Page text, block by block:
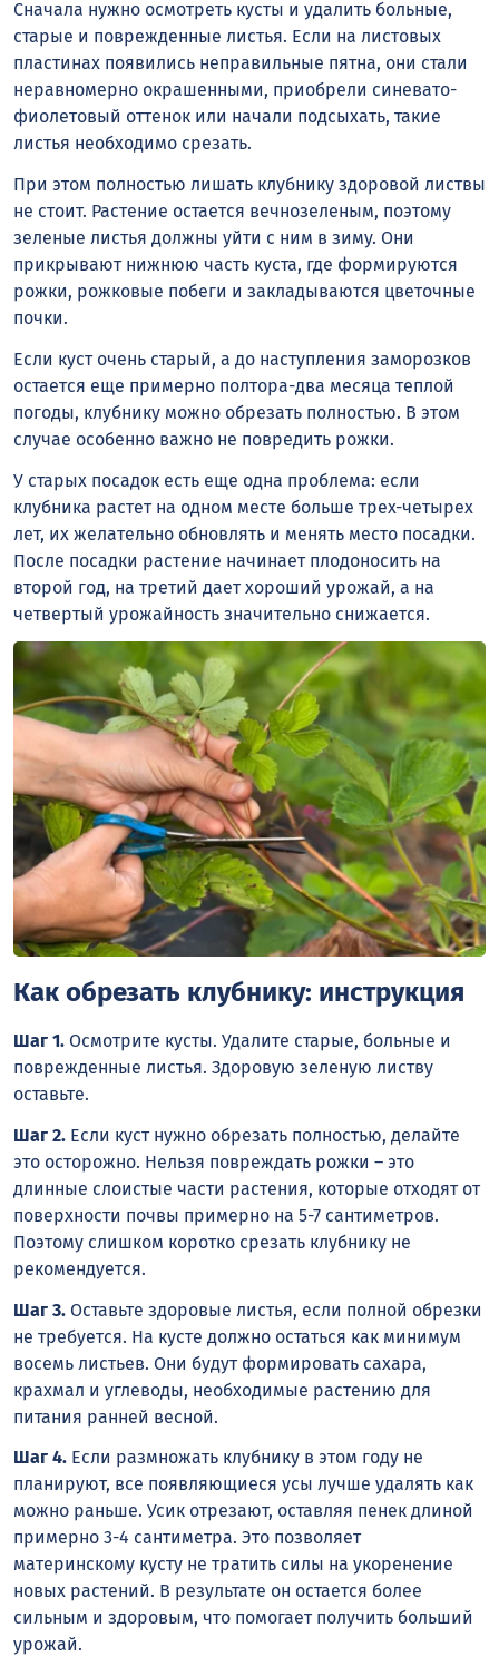
Сначала нужно осмотреть кусты и удалить больные,
старые и поврежденные листья. Если на листовых
пластинах появились неправильные пятна, они стали
неравномерно окрашенными, приобрели синевато-
фиолетовый оттенок или начали подсыхать, такие
листья необходимо срезать.
При этом полностью лишать клубнику здоровой листвы
не стоит. Растение остается вечнозеленым, поэтому
зеленые листья должны уйти с ним в зиму. Они
прикрывают нижнюю часть куста, где формируются
рожки, рожковые побеги и закладываются цветочные
почки.
Если куст очень старый, а до наступления заморозков
остается еще примерно полтора-два месяца теплой
погоды, клубнику можно обрезать полностью. В этом
случае особенно важно не повредить рожки.
У старых посадок есть еще одна проблема: если
клубника растет на одном месте больше трех-четырех
лет, их желательно обновлять и менять место посадки.
После посадки растение начинает плодоносить на
второй год, на третий дает хороший урожай, а на
четвертый урожайность значительно снижается.
Как обрезать клубнику: инструкция
Шаг 1. Осмотрите кусты. Удалите старые, больные и
поврежденные листья. Здоровую зеленую листву
оставьте.
Шаг 2. Если куст нужно обрезать полностью, делайте
это осторожно. Нельзя повреждать рожки – это
длинные слоистые части растения, которые отходят от
поверхности почвы примерно на 5-7 сантиметров.
Поэтому слишком коротко срезать клубнику не
рекомендуется.
Шаг 3. Оставьте здоровые листья, если полной обрезки
не требуется. На кусте должно остаться как минимум
восемь листьев. Они будут формировать сахара,
крахмал и углеводы, необходимые растению для
питания ранней весной.
Шаг 4. Если размножать клубнику в этом году не
планируют, все появляющиеся усы лучше удалять как
можно раньше. Усик отрезают, оставляя пенек длиной
примерно 3-4 сантиметра. Это позволяет
материнскому кусту не тратить силы на укоренение
новых растений. В результате он остается более
сильным и здоровым, что помогает получить больший
урожай.